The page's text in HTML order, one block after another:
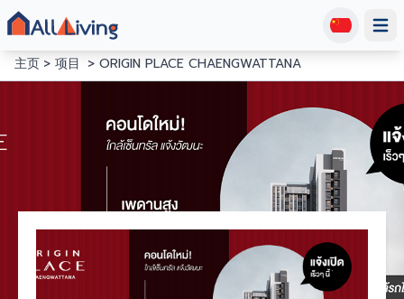
主页
项目 ORIGIN PLACE CHAENGWATTANA